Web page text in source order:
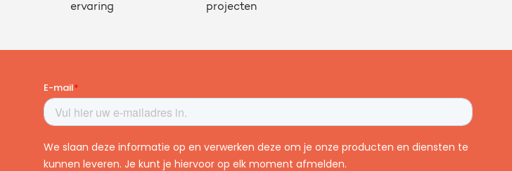
ervaring
projecten